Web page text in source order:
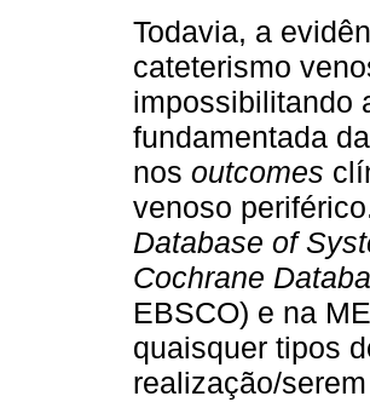
Todavia, a
cateterismo
impossibilitando
fundamentada
nos outcomes
venoso
Database of
Cochrane
EBSCO) e na
quaisquer tipos
realização/